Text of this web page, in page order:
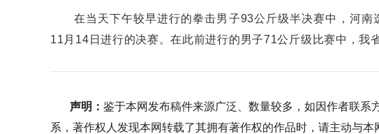
在当天下午较早进行的拳击男子93公斤级半决赛中，河南
11月14日进行的决赛。在此前进行的男子71公斤级比赛中，我
声明： 鉴于本网发布稿件来源广泛、数量较多，如因作者联系
系，著作权人发现本网转载了其拥有著作权的作品时，请主动与本